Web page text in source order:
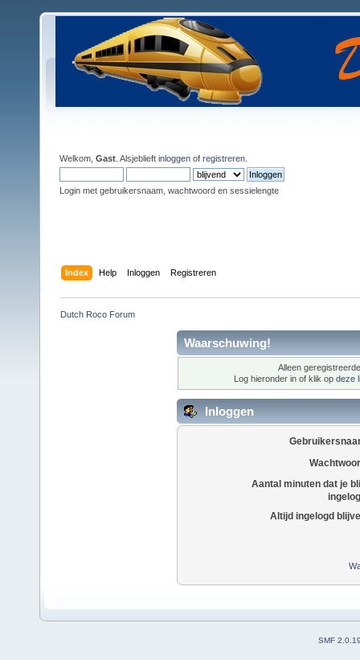
Welkom, Gast . Alsjeblieft inloggen of registreren
Login met gebruikersnaam, wachtwoord en sessielengte
Index Help Inloggen Registreren
Dutch Roco Forum
Waarschuwing!
Alleen
Log hieronder in of klik op deze
Inloggen
Aantal minuten dat je
Altijd ingelogd
SMF